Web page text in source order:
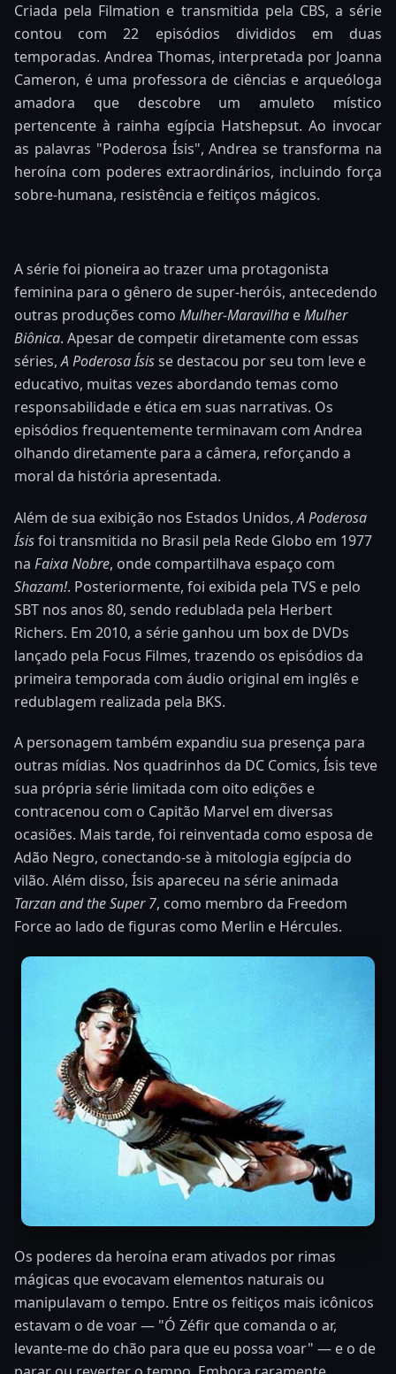
Criada pela Filmation e transmitida pela CBS, a série
contou com 22 episódios divididos em duas
temporadas. Andrea Thomas, interpretada por Joanna
Cameron, é uma professora de ciências e arqueóloga
amadora que descobre um amuleto místico
pertencente à rainha egípcia Hatshepsut. Ao invocar
as palavras "Poderosa Ísis", Andrea se transforma na
heroína com poderes extraordinários, incluindo força
sobre-humana, resistência e feitiços mágicos.
A série foi pioneira ao trazer uma protagonista
feminina para o gênero de super-heróis, antecedendo
outras produções como Mulher-Maravilha eMulher
Biônica. Apesar de competir diretamente com essas
séries,A Poderosa Ísisse destacou por seu tom leve e
educativo, muitas vezes abordando temas como
responsabilidade e ética em suas narrativas. Os
episódios frequentemente terminavam com Andrea
olhando diretamente para a câmera, reforçando a
moral da história apresentada.
Além de sua exibição nos Estados Unidos,A Poderosa
Ísisfoi transmitida no Brasil pela Rede Globo em 1977
na Faixa Nobre, onde compartilhava espaço com
Shazam!. Posteriormente, foi exibida pela TVS e pelo
SBT nos anos 80, sendo redublada pela Herbert
Richers. Em 2010, a série ganhou um box de DVDs
lançado pela Focus Filmes, trazendo os episódios da
primeira temporada com áudio original em inglês e
redublagem realizada pela BKS.
A personagem também expandiu sua presença para
outras mídias. Nos quadrinhos da DC Comics, Ísis teve
sua própria série limitada com oito edições e
contracenou com o Capitão Marvel em diversas
ocasiões. Mais tarde, foi reinventada como esposa de
Adão Negro, conectando-se à mitologia egípcia do
vilão. Além disso, Ísis apareceu na série animada
Tarzan and the Super 7, como membro da Freedom
Force ao lado de figuras como Merlin e Hércules.
Os poderes da heroína eram ativados por rimas
mágicas que evocavam elementos naturais ou
manipulavam o tempo. Entre os feitiços mais icônicos
estavam o de voar — "Ó Zéfir que comanda o ar,
levante-me do chão para que eu possa voar" — e o de